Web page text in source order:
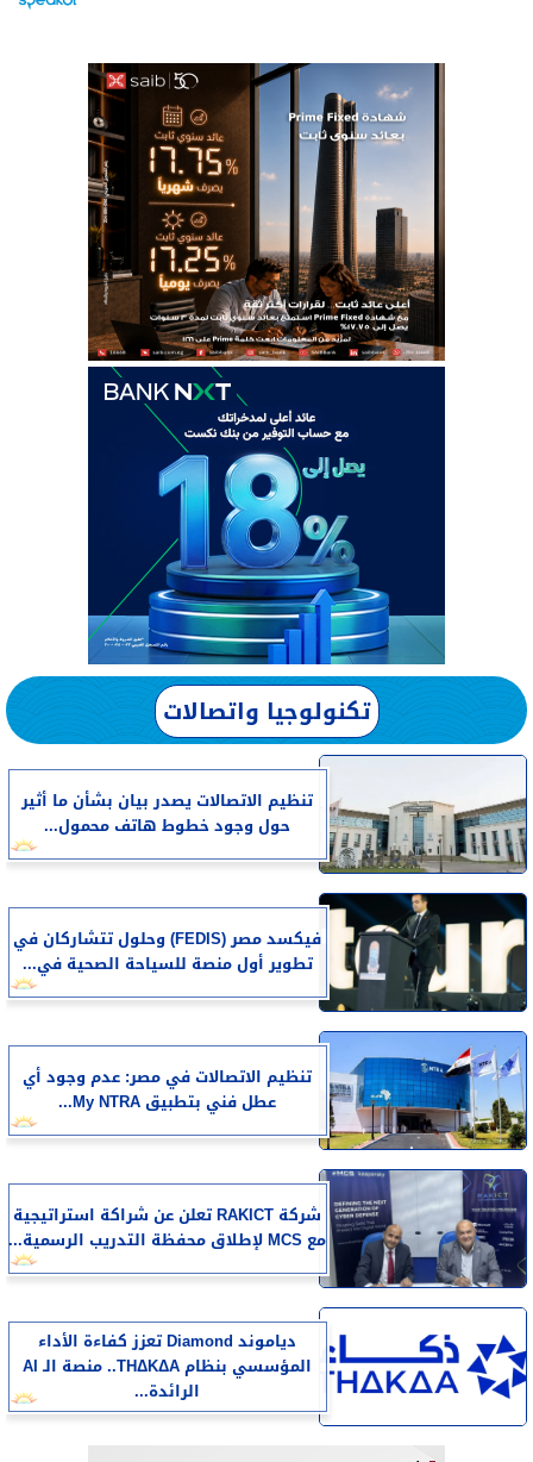
تكنولوجيا واتصالات
تنظيم الاتصالات يصدر بيان بشأن ما أثير
حول وجود خطوط هاتف محمول...
فيكسد مصر (FEDIS) وحلول تتشاركان في
تطوير أول منصة للسياحة الصحية في...
تنظيم الاتصالات في مصر: عدم وجود أي
عطل فني بتطبيق My NTRA...
شركة RAKICT تعلن عن شراكة استراتيجية
مع MCS لإطلاق محفظة التدريب الرسمية...
دياموند Diamond تعزز كفاءة الأداء
المؤسسي بنظام THΔKΔA.. منصة الـ AI
الرائدة...